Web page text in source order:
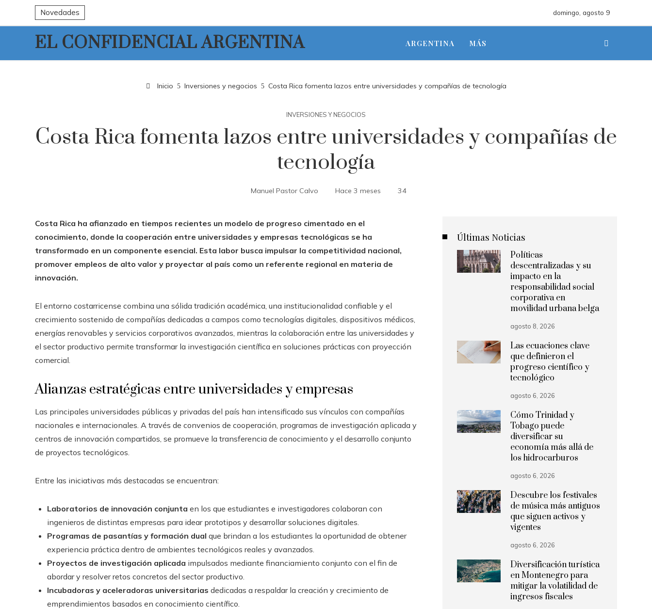
Novedades domingo, agosto 9
EL CONFIDENCIAL ARGENTINA ARGENTINA MÁS
Inicio Inversiones y negocios Costa Rica fomenta lazos entre universidades y compañías de tecnología
INVERSIONES Y NEGOCIOS
Costa Rica fomenta lazos entre universidades y compañías de
tecnología
Manuel Pastor Calvo Hace 3 meses 34
Costa Rica ha afianzado en tiempos recientes un modelo de progreso cimentado en el
conocimiento, donde la cooperación entre universidades y empresas tecnológicas se ha
transformado en un componente esencial. Esta labor busca impulsar la competitividad nacional,
promover empleos de alto valor y proyectar al país como un referente regional en materia de
innovación.
El entorno costarricense combina una sólida tradición académica, una institucionalidad confiable y el
crecimiento sostenido de compañías dedicadas a campos como tecnologías digitales, dispositivos médicos,
energías renovables y servicios corporativos avanzados, mientras la colaboración entre las universidades y
el sector productivo permite transformar la investigación científica en soluciones prácticas con proyección
comercial.
Alianzas estratégicas entre universidades y empresas
Las principales universidades públicas y privadas del país han intensificado sus vínculos con compañías
nacionales e internacionales. A través de convenios de cooperación, programas de investigación aplicada y
centros de innovación compartidos, se promueve la transferencia de conocimiento y el desarrollo conjunto
de proyectos tecnológicos.
Entre las iniciativas más destacadas se encuentran:
Laboratorios de innovación conjunta en los que estudiantes e investigadores colaboran con
ingenieros de distintas empresas para idear prototipos y desarrollar soluciones digitales.
Programas de pasantías y formación dual que brindan a los estudiantes la oportunidad de obtener
experiencia práctica dentro de ambientes tecnológicos reales y avanzados.
Proyectos de investigación aplicada impulsados mediante financiamiento conjunto con el fin de
abordar y resolver retos concretos del sector productivo.
Incubadoras y aceleradoras universitarias dedicadas a respaldar la creación y crecimiento de
emprendimientos basados en conocimiento científico.
Últimas Noticias
Políticas
descentralizadas y su
impacto en la
responsabilidad social
corporativa en
movilidad urbana belga
agosto 8, 2026
Las ecuaciones clave
que definieron el
progreso científico y
tecnológico
agosto 6, 2026
Cómo Trinidad y
Tobago puede
diversificar su
economía más allá de
los hidrocarburos
agosto 6, 2026
Descubre los festivales
de música más antiguos
que siguen activos y
vigentes
agosto 6, 2026
Diversificación turística
en Montenegro para
mitigar la volatilidad de
ingresos fiscales